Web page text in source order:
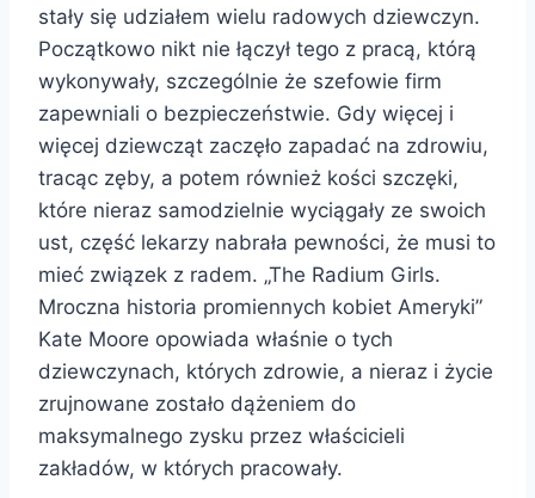
stały się udziałem wielu radowych dziewczyn.
Początkowo nikt nie łączył tego z pracą, którą
wykonywały, szczególnie że szefowie firm
zapewniali o bezpieczeństwie. Gdy więcej i
więcej dziewcząt zaczęło zapadać na zdrowiu,
tracąc zęby, a potem również kości szczęki,
które nieraz samodzielnie wyciągały ze swoich
ust, część lekarzy nabrała pewności, że musi to
mieć związek z radem. „The Radium Girls.
Mroczna historia promiennych kobiet Ameryki”
Kate Moore opowiada właśnie o tych
dziewczynach, których zdrowie, a nieraz i życie
zrujnowane zostało dążeniem do
maksymalnego zysku przez właścicieli
zakładów, w których pracowały.